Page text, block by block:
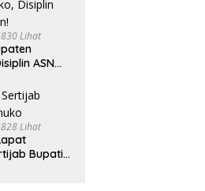
Lihat
ASN
Lihat
Bupati